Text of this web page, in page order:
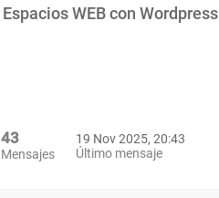
Espacios WEB con Wordpress
43
Mensajes
19 Nov 2025, 20:43
Último mensaje